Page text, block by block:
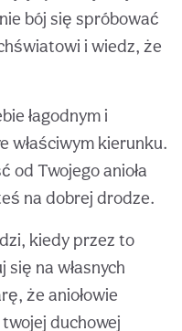
bój się spróbować
i wiedz, że
łagodnym i
właściwym kierunku.
od Twojego anioła
na dobrej drodze.
kiedy przez to
na własnych
że aniołowie
duchowej